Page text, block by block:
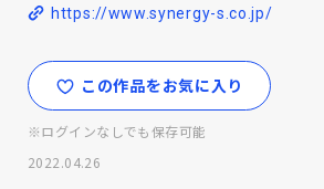
https://www.synergy-s.co.jp/
この作品をお気に入り
※ログインなしでも保存可能
2022.04.26